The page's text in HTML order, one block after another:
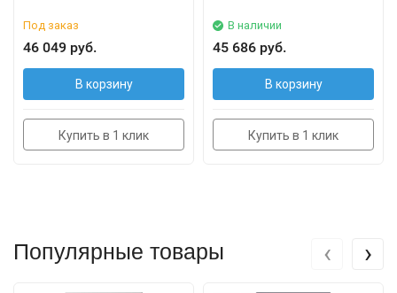
Под заказ
46 049 руб.
В корзину
Купить в 1 клик
В наличии
45 686 руб.
В корзину
Купить в 1 клик
Популярные товары ‹ ›